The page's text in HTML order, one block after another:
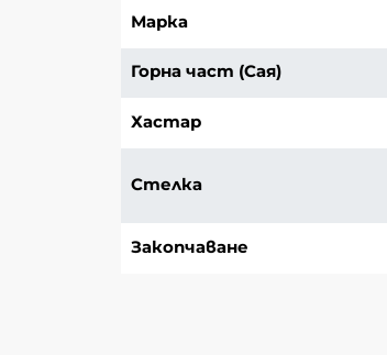
Марка
Горна част (Сая)
Хастар
Стелка
Закопчаване